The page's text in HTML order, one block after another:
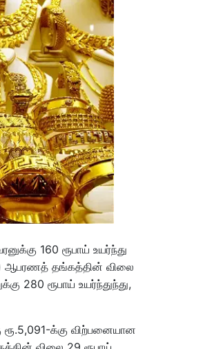
160 ரூபாய் உயர்ந்து
ஆபரணத் தங்கத்தின் விலை
280 ரூபாய் உயர்ந்துந்து,
க்கு விற்பனையான